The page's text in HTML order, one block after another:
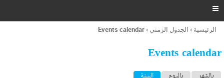
ر
ل
ح

أنت
هنا
الرئيسية › الجدول الزمني ›
Events calendar
Events calendar